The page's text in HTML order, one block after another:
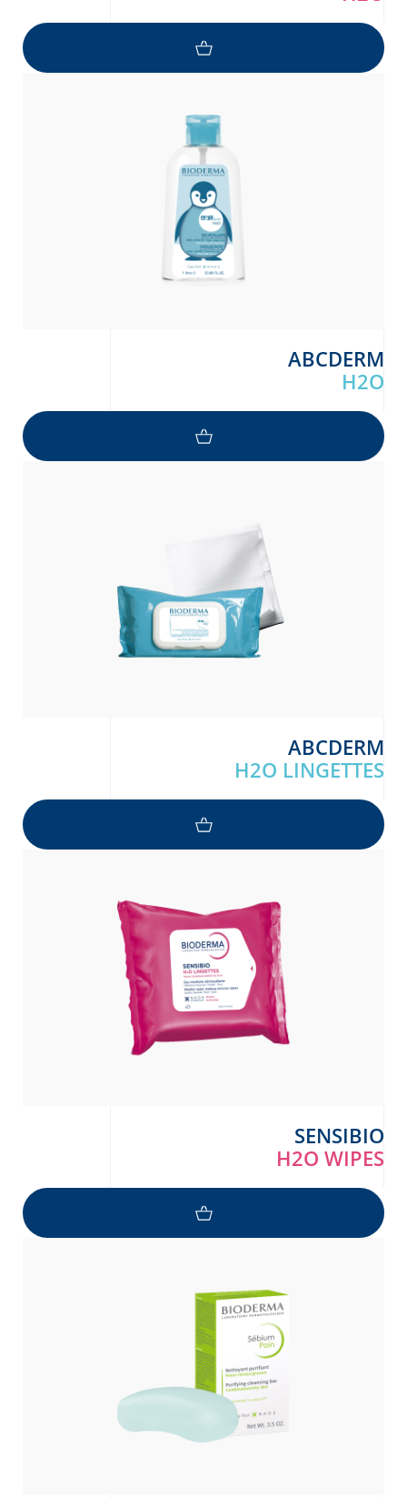
ABCDERM
H2O
ABCDERM
H2O LINGETTES
SENSIBIO
H2O WIPES